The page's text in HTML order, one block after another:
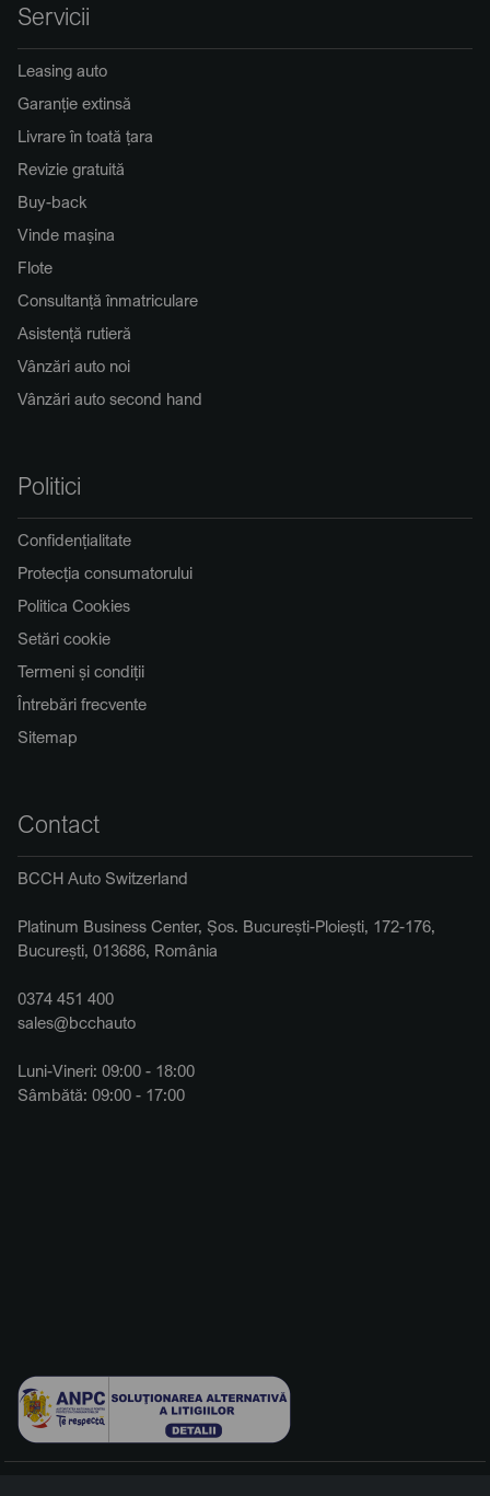
Servicii
Leasing auto
Garanție extinsă
Livrare în toată țara
Revizie gratuită
Buy-back
Vinde mașina
Flote
Consultanță înmatriculare
Asistență rutieră
Vânzări auto noi
Vânzări auto second hand
Politici
Confidențialitate
Protecția consumatorului
Politica Cookies
Setări cookie
Termeni și condiții
Întrebări frecvente
Sitemap
Contact
BCCH Auto Switzerland
Platinum Business Center, Șos. București-Ploiești, 172-176,
București, 013686, România
0374 451 400
sales@bcchauto
Luni-Vineri: 09:00 - 18:00
Sâmbătă: 09:00 - 17:00